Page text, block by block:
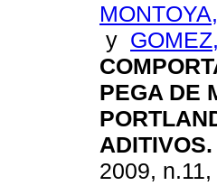
y
PEGA DE
ADITIVOS.
2009,